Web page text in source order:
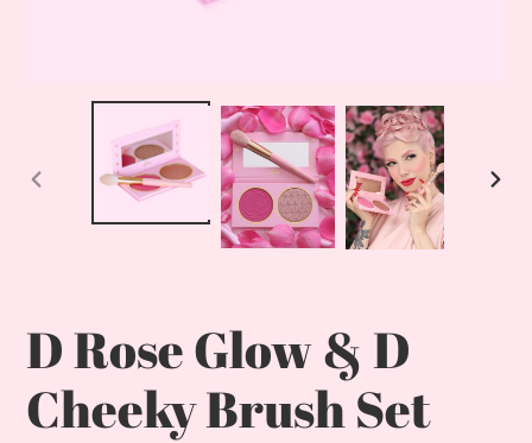
D Rose Glow & D
Cheeky Brush Set